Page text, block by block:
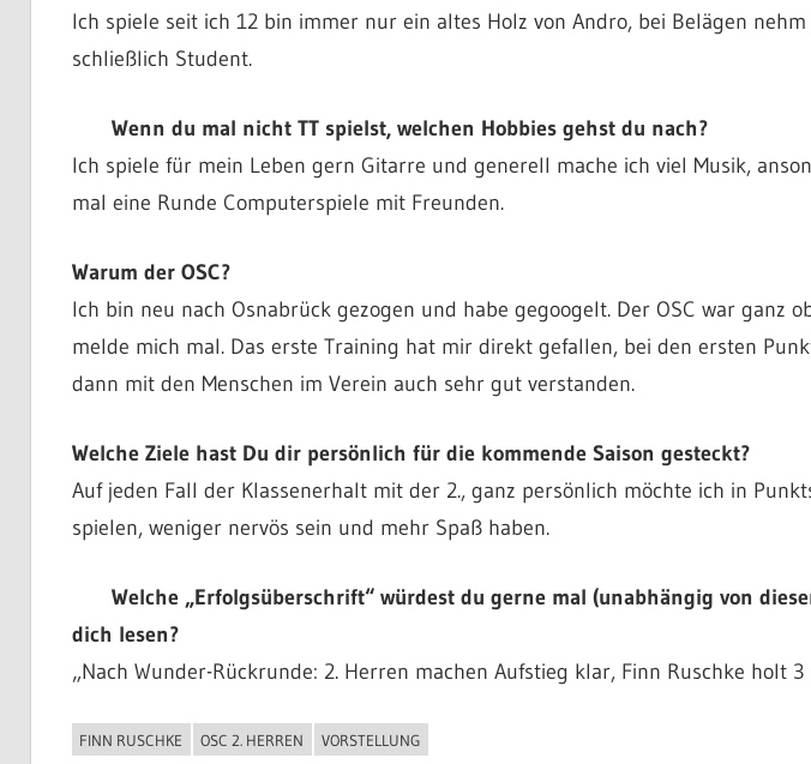
Ich spiele seit ich 12 bin immer nur ein altes Holz von Andro, bei Belägen
schließlich Student.
Wenn du mal nicht TT spielst, welchen Hobbies gehst du nach?
Ich spiele für mein Leben gern Gitarre und generell mache ich viel Musik,
mal eine Runde Computerspiele mit Freunden.
Warum der OSC?
Ich bin neu nach Osnabrück gezogen und habe gegoogelt. Der OSC war ganz
melde mich mal. Das erste Training hat mir direkt gefallen, bei den ersten
dann mit den Menschen im Verein auch sehr gut verstanden.
Welche Ziele hast Du dir persönlich für die kommende Saison gesteckt?
Auf jeden Fall der Klassenerhalt mit der 2., ganz persönlich möchte ich in
spielen, weniger nervös sein und mehr Spaß haben.
Welche „Erfolgsüberschrift“ würdest du gerne mal (unabhängig von
dich lesen?
„Nach Wunder-Rückrunde: 2. Herren machen Aufstieg klar, Finn Ruschke holt 3
ALLGEMEIN
FINN RUSCHKE OSC 2. HERREN VORSTELLUNG